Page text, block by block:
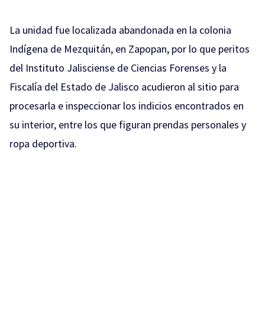
La unidad fue localizada abandonada en la colonia
Indígena de Mezquitán, en Zapopan, por lo que peritos
del Instituto Jalisciense de Ciencias Forenses y la
Fiscalía del Estado de Jalisco acudieron al sitio para
procesarla e inspeccionar los indicios encontrados en
su interior, entre los que figuran prendas personales y
ropa deportiva.